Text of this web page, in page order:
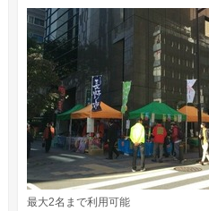
最大2名まで利用可能